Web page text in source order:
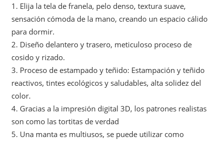
1. Elija la tela de franela, pelo denso, textura suave,
sensación cómoda de la mano, creando un espacio cálido
para dormir.
2. Diseño delantero y trasero, meticuloso proceso de
cosido y rizado.
3. Proceso de estampado y teñido: Estampación y teñido
reactivos, tintes ecológicos y saludables, alta solidez del
color.
4. Gracias a la impresión digital 3D, los patrones realistas
son como las tortitas de verdad
5. Una manta es multiusos, se puede utilizar como